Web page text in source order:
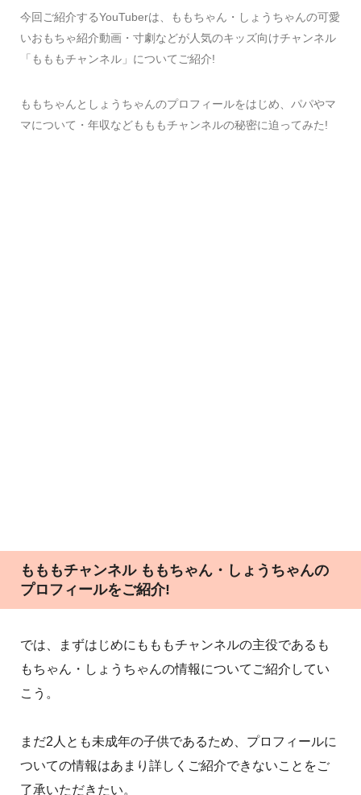
今回ご紹介するYouTuberは、ももちゃん・しょうちゃんの可愛
いおもちゃ紹介動画・寸劇などが人気のキッズ向けチャンネル
「もももチャンネル」についてご紹介!
ももちゃんとしょうちゃんのプロフィールをはじめ、パパやマ
マについて・年収などもももチャンネルの秘密に迫ってみた!
もももチャンネル ももちゃん・しょうちゃんの
プロフィールをご紹介!
では、まずはじめにもももチャンネルの主役であるも
もちゃん・しょうちゃんの情報についてご紹介してい
こう。
まだ2人とも未成年の子供であるため、プロフィールに
ついての情報はあまり詳しくご紹介できないことをご
了承いただきたい。